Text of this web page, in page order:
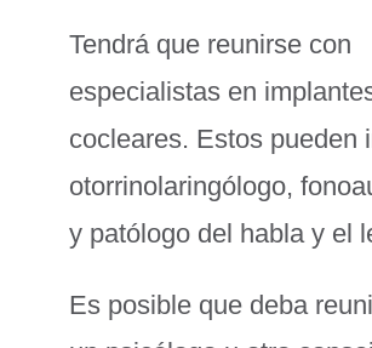
Tendrá que reunirse con
especialistas en
cocleares. Estos pueden
otorrinolaringólogo,
y patólogo del habla y el
Es posible que deba